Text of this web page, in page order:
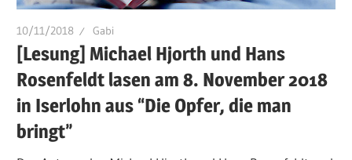
10/11/2018 Gabi
[Lesung] Michael Hjorth und Hans
Rosenfeldt lasen am 8. November 2018
in Iserlohn aus “Die Opfer, die man
bringt”